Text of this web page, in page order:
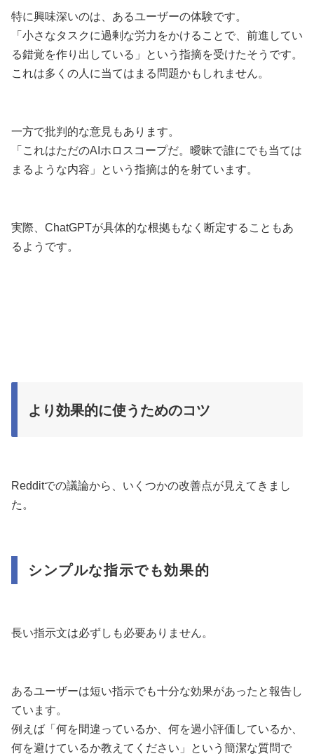
特に興味深いのは、あるユーザーの体験です。
「小さなタスクに過剰な労力をかけることで、前進してい
る錯覚を作り出している」という指摘を受けたそうです。
これは多くの人に当てはまる問題かもしれません。
一方で批判的な意見もあります。
「これはただのAIホロスコープだ。曖昧で誰にでも当ては
まるような内容」という指摘は的を射ています。
実際、ChatGPTが具体的な根拠もなく断定することもあ
るようです。
より効果的に使うためのコツ
Redditでの議論から、いくつかの改善点が見えてきまし
た。
シンプルな指示でも効果的
長い指示文は必ずしも必要ありません。
あるユーザーは短い指示でも十分な効果があったと報告し
ています。
例えば「何を間違っているか、何を過小評価しているか、
何を避けているか教えてください」という簡潔な質問で